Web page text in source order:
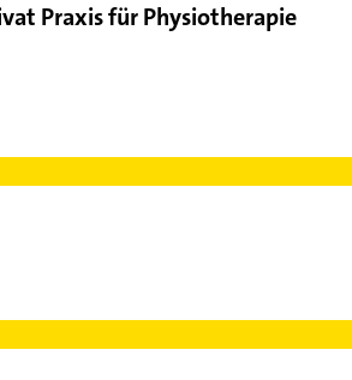
Praxis für Physiotherapie